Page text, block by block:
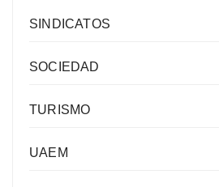
SINDICATOS
SOCIEDAD
TURISMO
UAEM